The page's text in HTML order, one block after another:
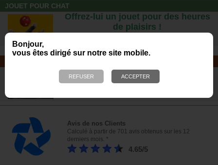
Bonjour,
vous êtes dirigé sur notre site mobile.
JOUET POUR CHAT
Offrez-lui un jouet pour des heures
de plaisirs !
Plus de 6 000 références - Venez
nous rendre visite !
Avis de nos Clients
Calculé à partir de 701 avis obtenus sur les 12
derniers mois. *
4.65/5